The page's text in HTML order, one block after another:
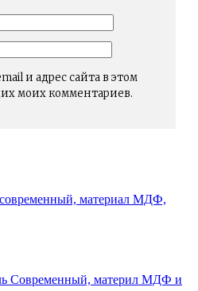
и адрес сайта в этом
моих комментариев.